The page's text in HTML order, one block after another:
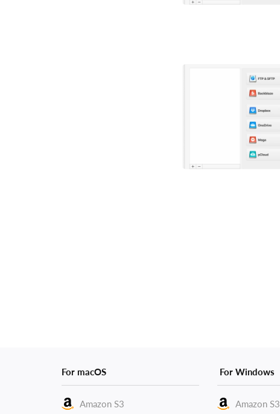
For macOS
Amazon S3
For Windows
Amazon S3